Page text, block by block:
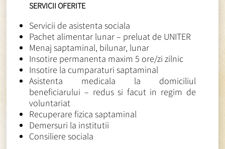
SERVICII OFERITE
Servicii de asistenta sociala
Pachet alimentar lunar – preluat de UNITER
Menaj saptaminal, bilunar, lunar
Insotire permanenta maxim 5 ore/zi zilnic
Insotire la cumparaturi saptaminal
Asistenta medicala la domiciliul
beneficiarului – redus si facut in regim de
voluntariat
Recuperare fizica saptaminal
Demersuri la institutii
Consiliere sociala